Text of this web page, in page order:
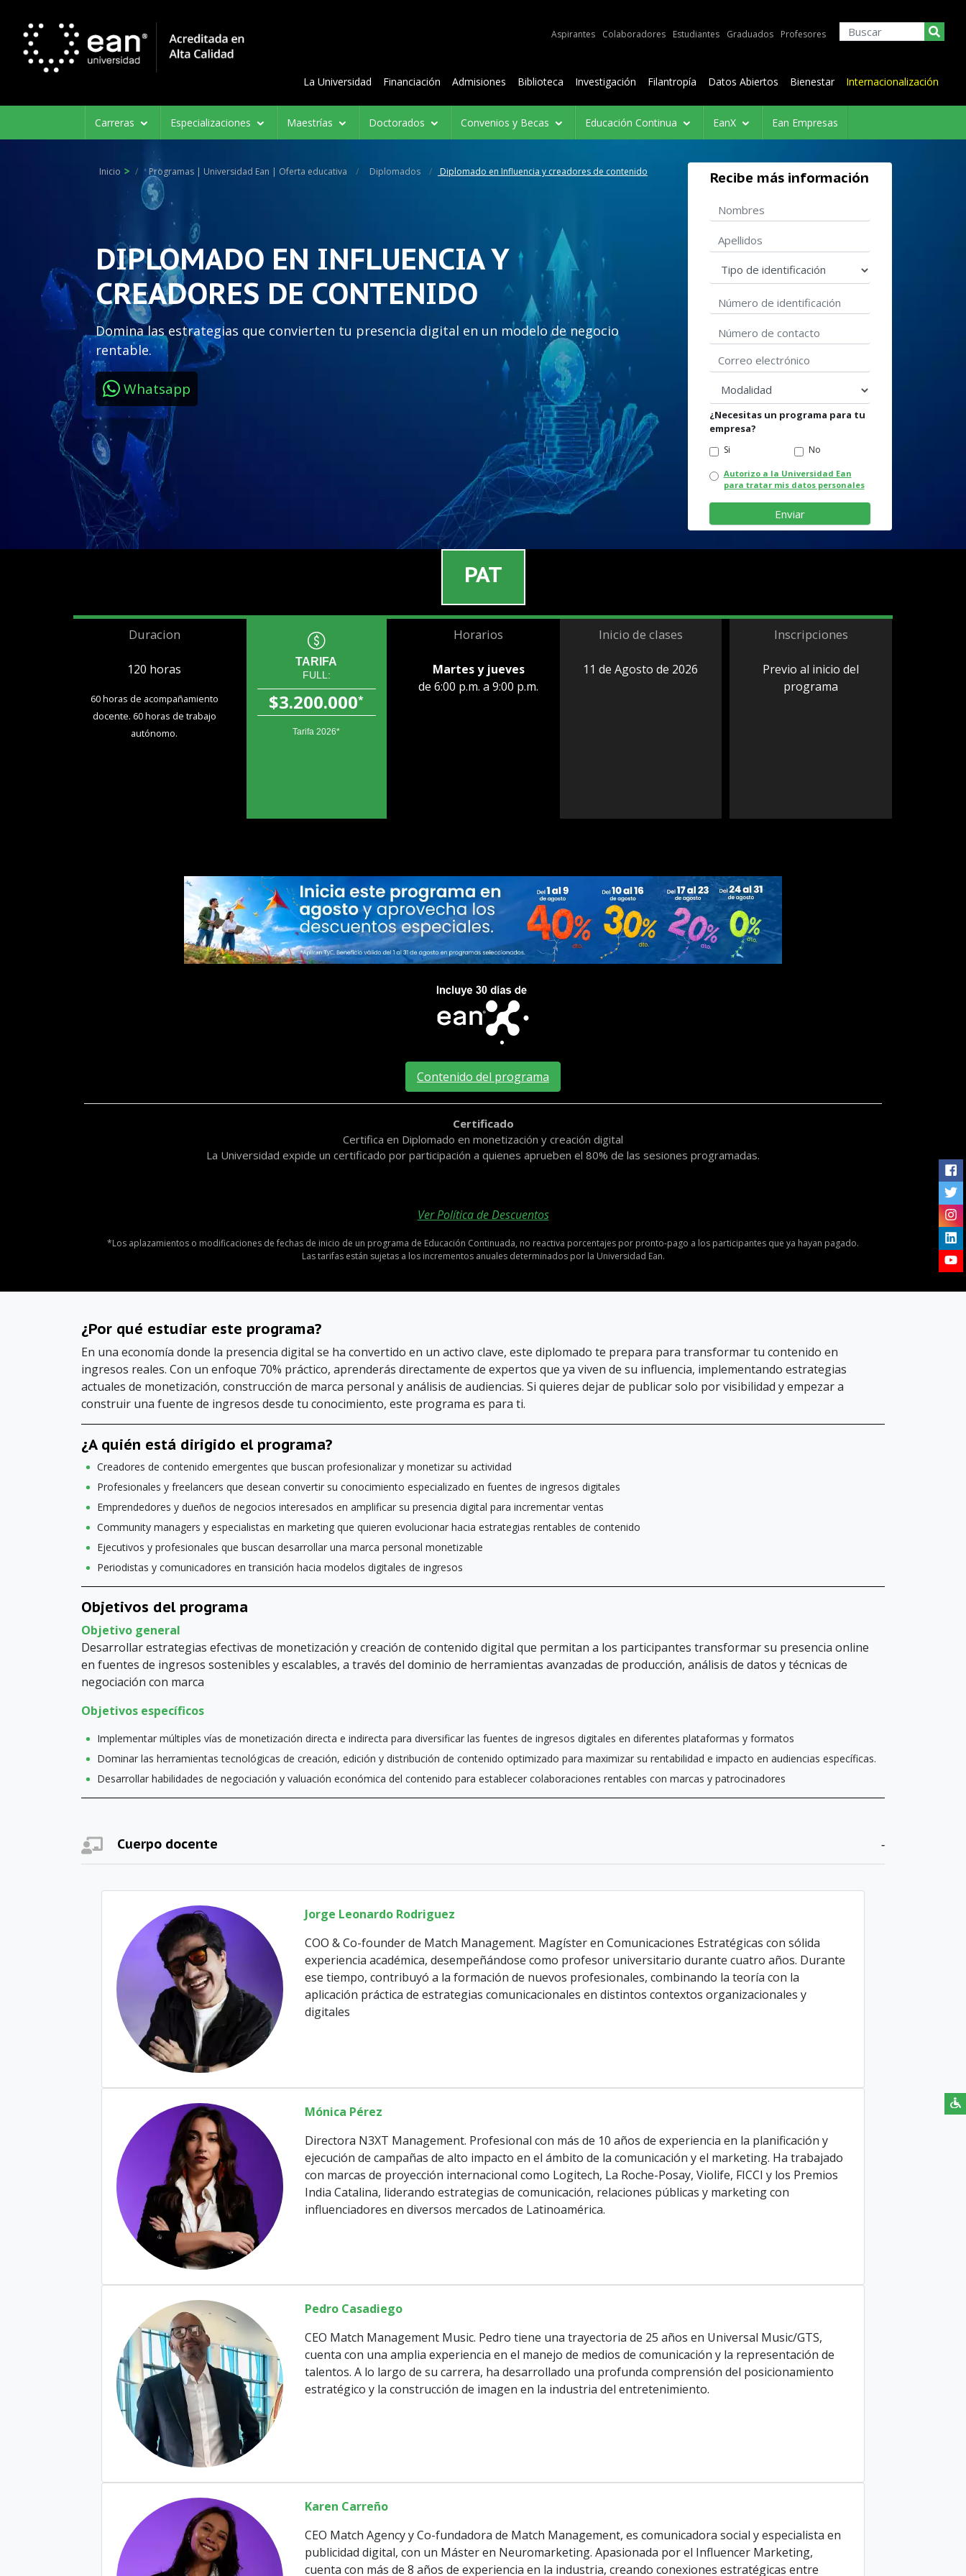
Aspirantes Colaboradores Estudiantes Graduados Profesores
La Universidad Financiación Admisiones Biblioteca Investigación Filantropía Datos Abiertos Bienestar Internacionalización
Navegación
principal
Carreras Especializaciones Maestrías Doctorados Convenios y Becas Educación Continua EanX Ean Empresas
Inicio Programas | Universidad Ean | Oferta educativa Diplomados Diplomado en Influencia y creadores de contenido
DIPLOMADO EN INFLUENCIA Y
CREADORES DE CONTENIDO
Domina las estrategias que convierten tu presencia digital en un modelo de negocio
rentable.
Whatsapp
Recibe más información
Nombres
Apellidos
Tipo de identificación
Número de identificación
Correo electrónico
modalidad
¿Necesitas un programa para tu
empresa?
Si No
Autorizo a la Universidad Ean
para tratar mis datos personales
PAT
Duracion
120 horas
60 horas de acompañamiento
docente. 60 horas de trabajo
autónomo.
TARIFA
FULL:
$3.200.000*
Tarifa 2026*
Horarios
Martes y jueves
de 6:00 p.m. a 9:00 p.m.
Inicio de clases
11 de Agosto de 2026
Inscripciones
Previo al inicio del
programa
Contenido del programa
Certificado
Certifica en Diplomado en monetización y creación digital
La Universidad expide un certificado por participación a quienes aprueben el 80% de las sesiones programadas.
Ver Política de Descuentos
*Los aplazamientos o modificaciones de fechas de inicio de un programa de Educación Continuada, no reactiva porcentajes por pronto-pago a los participantes que ya hayan pagado.
Las tarifas están sujetas a los incrementos anuales determinados por la Universidad Ean.
¿Por qué estudiar este programa?
En una economía donde la presencia digital se ha convertido en un activo clave, este diplomado te prepara para transformar tu contenido en
ingresos reales. Con un enfoque 70% práctico, aprenderás directamente de expertos que ya viven de su influencia, implementando estrategias
actuales de monetización, construcción de marca personal y análisis de audiencias. Si quieres dejar de publicar solo por visibilidad y empezar a
construir una fuente de ingresos desde tu conocimiento, este programa es para ti.
¿A quién está dirigido el programa?
Creadores de contenido emergentes que buscan profesionalizar y monetizar su actividad
Profesionales y freelancers que desean convertir su conocimiento especializado en fuentes de ingresos digitales
Emprendedores y dueños de negocios interesados en amplificar su presencia digital para incrementar ventas
Community managers y especialistas en marketing que quieren evolucionar hacia estrategias rentables de contenido
Ejecutivos y profesionales que buscan desarrollar una marca personal monetizable
Periodistas y comunicadores en transición hacia modelos digitales de ingresos
Objetivos del programa
Objetivo general
Desarrollar estrategias efectivas de monetización y creación de contenido digital que permitan a los participantes transformar su presencia online
en fuentes de ingresos sostenibles y escalables, a través del dominio de herramientas avanzadas de producción, análisis de datos y técnicas de
negociación con marca
Objetivos específicos
Implementar múltiples vías de monetización directa e indirecta para diversificar las fuentes de ingresos digitales en diferentes plataformas y formatos
Dominar las herramientas tecnológicas de creación, edición y distribución de contenido optimizado para maximizar su rentabilidad e impacto en audiencias específicas.
Desarrollar habilidades de negociación y valuación económica del contenido para establecer colaboraciones rentables con marcas y patrocinadores
Cuerpo docente
Jorge Leonardo Rodriguez
COO & Co-founder de Match Management. Magíster en Comunicaciones Estratégicas con sólida
experiencia académica, desempeñándose como profesor universitario durante cuatro años. Durante
ese tiempo, contribuyó a la formación de nuevos profesionales, combinando la teoría con la
aplicación práctica de estrategias comunicacionales en distintos contextos organizacionales y
digitales
Mónica Pérez
Directora N3XT Management. Profesional con más de 10 años de experiencia en la planificación y
ejecución de campañas de alto impacto en el ámbito de la comunicación y el marketing. Ha trabajado
con marcas de proyección internacional como Logitech, La Roche-Posay, Violife, FICCI y los Premios
India Catalina, liderando estrategias de comunicación, relaciones públicas y marketing con
influenciadores en diversos mercados de Latinoamérica.
Pedro Casadiego
CEO Match Management Music. Pedro tiene una trayectoria de 25 años en Universal Music/GTS,
cuenta con una amplia experiencia en el manejo de medios de comunicación y la representación de
talentos. A lo largo de su carrera, ha desarrollado una profunda comprensión del posicionamiento
estratégico y la construcción de imagen en la industria del entretenimiento.
Karen Carreño
CEO Match Agency y Co-fundadora de Match Management, es comunicadora social y especialista en
publicidad digital, con un Máster en Neuromarketing. Apasionada por el Influencer Marketing,
cuenta con más de 8 años de experiencia en la industria, creando conexiones estratégicas entre